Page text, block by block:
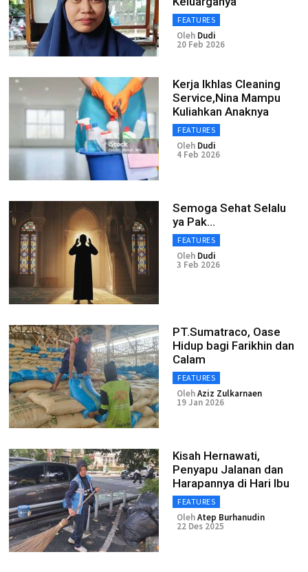
FEATURES
Oleh Dudi
20 Feb 2026
Kerja Ikhlas Cleaning
Service,Nina Mampu
Kuliahkan Anaknya
FEATURES
Oleh Dudi
4 Feb 2026
Semoga Sehat Selalu
ya Pak...
FEATURES
Oleh Dudi
3 Feb 2026
PT.Sumatraco, Oase
Hidup bagi Farikhin dan
Calam
FEATURES
OlehAziz Zulkarnaen
19 Jan 2026
Kisah Hernawati,
Penyapu Jalanan dan
Harapannya di Hari Ibu
FEATURES
OlehAtep Burhanudin
22 Des 2025